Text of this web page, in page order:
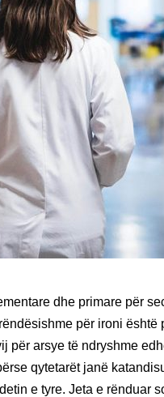
dhe primare për
për ironi
për arsye të ndryshme
qytetarët janë
e tyre. Jeta e rënduar